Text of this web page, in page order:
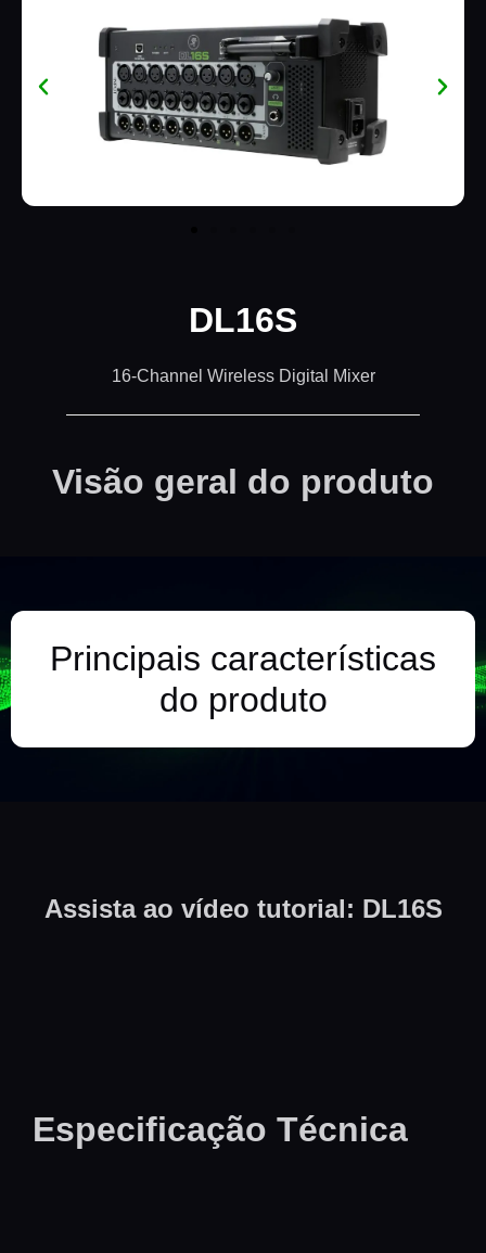
DL16S
16-Channel Wireless Digital Mixer
Visão geral do produto
Principais características
do produto
Assista ao vídeo tutorial: DL16S
Especificação Técnica